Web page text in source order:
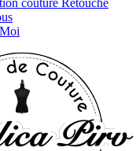
couture Retouche